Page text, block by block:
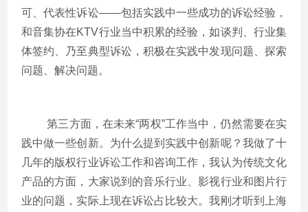
可、代表性诉讼——包括实践中一些成功的诉讼经验，
和音集协在KTV行业当中积累的经验，如谈判、行业集
体签约、乃至典型诉讼，积极在实践中发现问题、探索
问题、解决问题。
第三方面，在未来“两权”工作当中，仍然需要在实
践中做一些创新。为什么提到实践中创新呢？我做了十
几年的版权行业诉讼工作和咨询工作，我认为传统文化
产品的方面，大家说到的音乐行业、影视行业和图片行
业的问题，实际上现在诉讼占比较大。我刚才听到上海